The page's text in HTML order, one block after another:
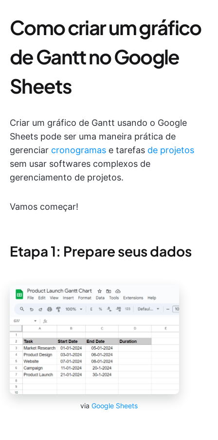
Como criar um gráfico
de Gantt no Google
Sheets
Criar um gráfico de Gantt usando o Google
Sheets pode ser uma maneira prática de
gerenciar cronogramas e tarefas de projetos
sem usar softwares complexos de
gerenciamento de projetos.
Vamos começar!
Etapa 1: Prepare seus dados
via Google Sheets